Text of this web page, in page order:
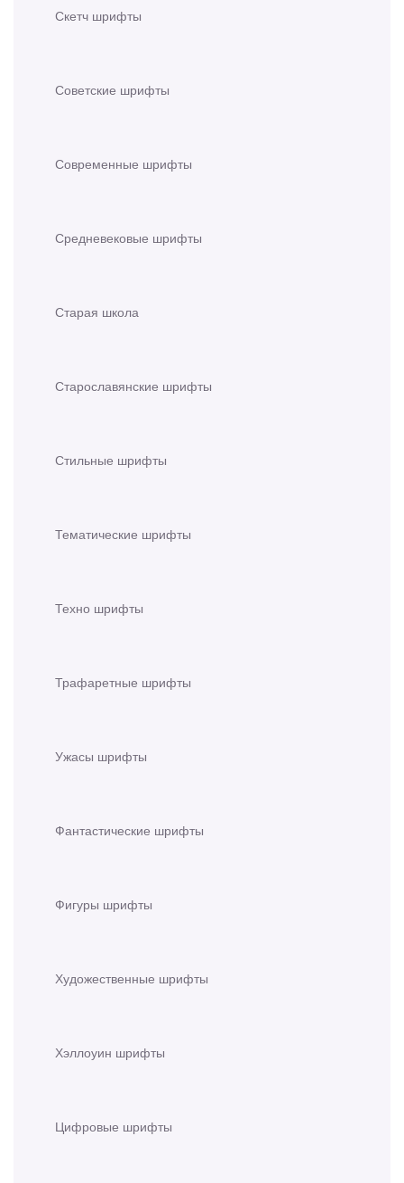
Скетч шрифты
Советские шрифты
Современные шрифты
Средневековые шрифты
Старая школа
Старославянские шрифты
Стильные шрифты
Тематические шрифты
Техно шрифты
Трафаретные шрифты
Ужасы шрифты
Фантастические шрифты
Фигуры шрифты
Художественные шрифты
Хэллоуин шрифты
Цифровые шрифты